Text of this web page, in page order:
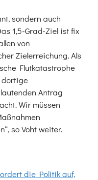
sondern auch
1,5-Grad-Ziel ist fix
von
Zielerreichung. Als
Flutkatastrophe
dortige
Antrag
Wir müssen
so Voht weiter.
die Politik auf,